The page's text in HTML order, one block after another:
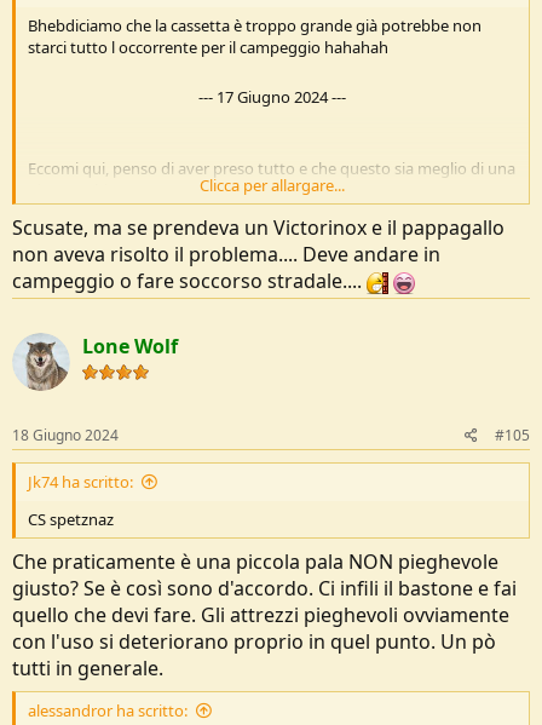
Bhebdiciamo che la cassetta è troppo grande già potrebbe non
starci tutto l occorrente per il campeggio hahahah
--- 17 Giugno 2024---
Eccomi qui, penso di aver preso tutto e che questo sia meglio di una
Vedi l'allegato 259160
Tasca molle di circa 23×13x8
L interno è poco organizzative in quanto gli oggetti vanno messi x l
altezza che è solo di 13 cm.
Però alla fine penso che non sono così tanti attrezzi da doverli avere
per forza super ordinati sono poche cose.
1 Cacciavite a stella piccolo
1 Cacciavite a stella grande
1 Cacciavite a taglio piccolo
1 Cacciavite a taglio grande
1 pinza pecco fine
1 pappagallo
Qualche fascetta
Corda 20 metri(no paracord)
Forbice elettricista(ho scelto questa perché è compatta e taglia
beno male tutto)
Cordino 3/4 metri
Nastro isolante
Datch tape qualche metro
3 moschettoni
Clicca per allargare...
Scusate, ma se prendeva un Victorinox e il pappagallo
non aveva risolto il problema.... Deve andare in
campeggio o fare soccorso stradale....
Lone Wolf
18 Giugno 2024 #105
Jk74 ha scritto:
CS spetznaz
Che praticamente è una piccola pala NON pieghevole
giusto? Se è così sono d'accordo. Ci infili il bastone e fai
quello che devi fare. Gli attrezzi pieghevoli ovviamente
con l'uso si deteriorano proprio in quel punto. Un pò
tutti in generale.
alessandror ha scritto: